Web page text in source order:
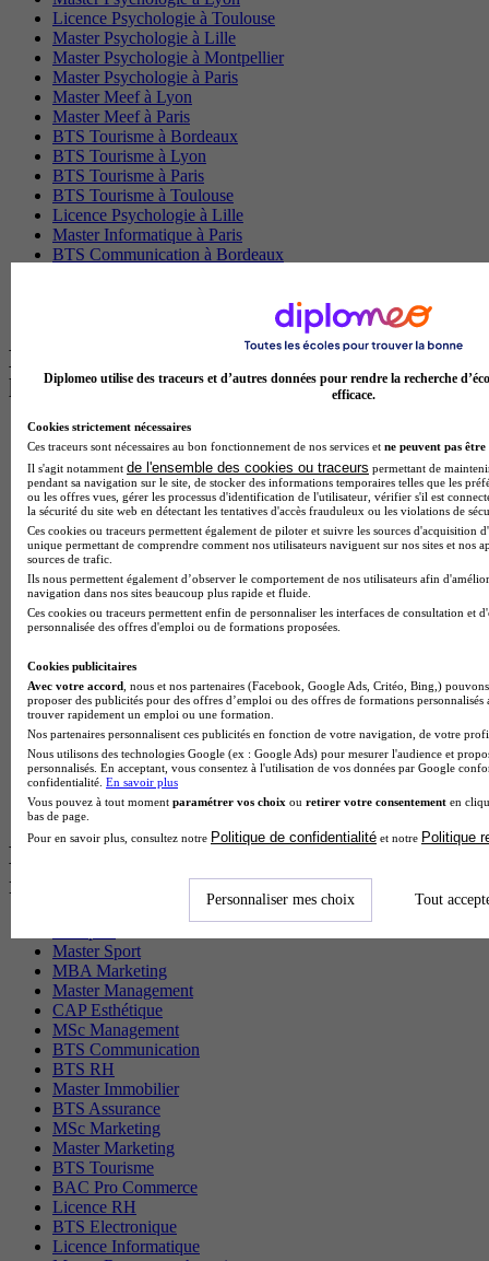
Licence Psychologie à Toulouse
Master Psychologie à Lille
Master Psychologie à Montpellier
Master Psychologie à Paris
Master Meef à Lyon
Master Meef à Paris
BTS Tourisme à Bordeaux
BTS Tourisme à Lyon
BTS Tourisme à Paris
BTS Tourisme à Toulouse
Licence Psychologie à Lille
Master Informatique à Paris
BTS Communication à Bordeaux
Les intitulés de diplôme par alternance
les plus recherchés
BTS Esf en alternance
BTS Dietetique en alternance
BTS Mco en alternance
BTS Pi en alternance
BTS Sp3s en alternance
Master CCA en alternance
BTS Ndrc en alternance
BTS Sam en alternance
Cap Fleuriste en alternance
BTS Sio en alternance
MSc Marketing Digital en alternance
Cap Electricien en alternance
BTS Gpn en alternance
BTS Domotique en alternance
BAC Pro Agora en alternance
BTS Sta en alternance
BTS Iris en alternance
BTS Tpl en alternance
BTS Ati en alternance
Les diplômes par filière les plus
recherchés
Master Sport
MBA Marketing
Master Management
CAP Esthétique
MSc Management
BTS Communication
BTS RH
Master Immobilier
BTS Assurance
MSc Marketing
Master Marketing
BTS Tourisme
BAC Pro Commerce
Licence RH
BTS Electronique
Licence Informatique
Diplomeo utilise des traceurs et d’autres données pour rendre la recherche
efficace.
Cookies strictement nécessaires
Ces traceurs sont nécessaires au bon fonctionnement de nos services et ne peuvent pas être
Il s'agit notamment de l'ensemble des cookies ou traceurs permettant de
pendant sa navigation sur le site, de stocker des informations temporaires telles que les
ou les offres vues, gérer les processus d'identification de l'utilisateur, vérifier s'il est
la sécurité du site web en détectant les tentatives d'accès frauduleux ou les violations de
Ces cookies ou traceurs permettent également de piloter et suivre les sources d'acquisition
unique permettant de comprendre comment nos utilisateurs naviguent sur nos sites et nos
sources de trafic.
Ils nous permettent également d’observer le comportement de nos utilisateurs afin
navigation dans nos sites beaucoup plus rapide et fluide.
Ces cookies ou traceurs permettent enfin de personnaliser les interfaces de consultation et
personnalisée des offres d'emploi ou de formations proposées.
Cookies publicitaires
Avec votre accord , nous et nos partenaires (Facebook, Google Ads, Critéo, Bing,)
proposer des publicités pour des offres d’emploi ou des offres de formations
trouver rapidement un emploi ou une formation.
Nos partenaires personnalisent ces publicités en fonction de votre navigation, de votre
Nous utilisons des technologies Google (ex : Google Ads) pour mesurer l'audience et
personnalisés. En acceptant, vous consentez à l'utilisation de vos données par Google
confidentialité. En savoir plus
Vous pouvez à tout moment paramétrer vos choix ou retirer votre consentement en
bas de page.
Pour en savoir plus, consultez notre Politique de confidentialité et notre Politique
Personnaliser mes choix Tout